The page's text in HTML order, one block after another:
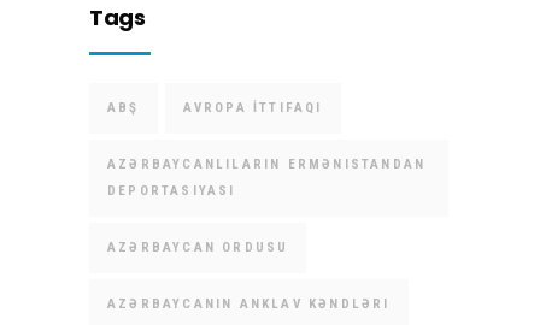
Tags
ABŞ AVROPA İTTIFAQI
AZƏRBAYCANLILARIN ERMƏNISTANDAN
DEPORTASIYASI
AZƏRBAYCAN ORDUSU
AZƏRBAYCANIN ANKLAV KƏNDLƏRI